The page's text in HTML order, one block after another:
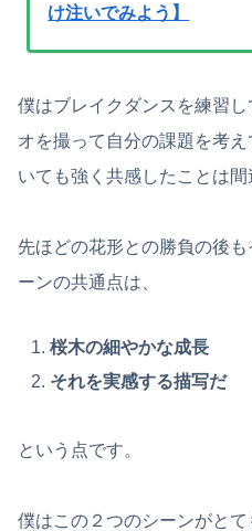
け注いでみよう】
僕はブレイクダンスを練習
オを撮って自分の課題を考
いても強く共感したことは間
先ほどの花形との勝負の後
ーンの共通点は、
桜木の細やかな成長
それを実感する描写だ
という点です。
僕はこの２つのシーンがと